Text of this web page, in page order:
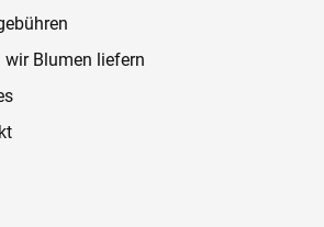
wir Blumen liefern